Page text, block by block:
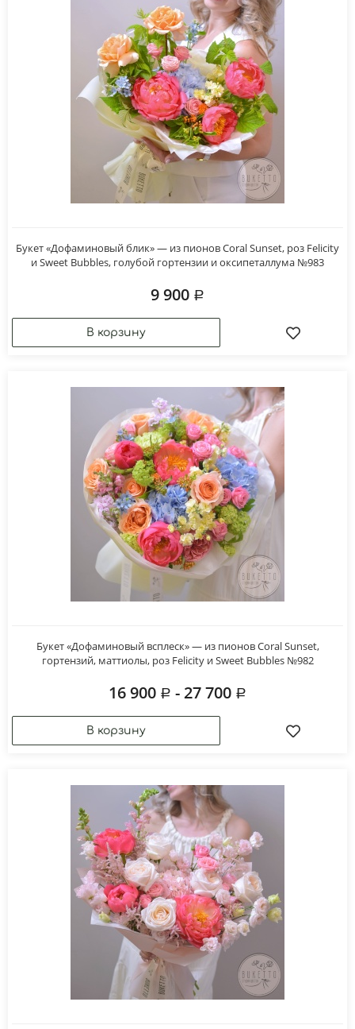
Букет «Дофаминовый блик» — из пионов Coral Sunset, роз Felicity
и Sweet Bubbles, голубой гортензии и оксипеталлума №983
9 900
Букет «Дофаминовый всплеск» — из пионов Coral Sunset,
гортензий, маттиолы, роз Felicity и Sweet Bubbles №982
16 900 - 27 700